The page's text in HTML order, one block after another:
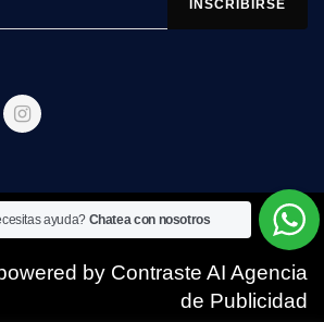
© 2025 SIMEX
by Contraste AI Agencia
de Publicidad
ayuda? Chatea con nosotros